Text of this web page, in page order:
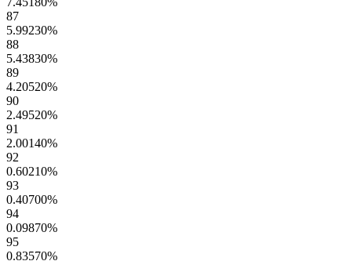
87
5.99230%
88
5.43830%
89
4.20520%
90
2.49520%
91
2.00140%
92
0.60210%
93
0.40700%
94
0.09870%
95
0.83570%